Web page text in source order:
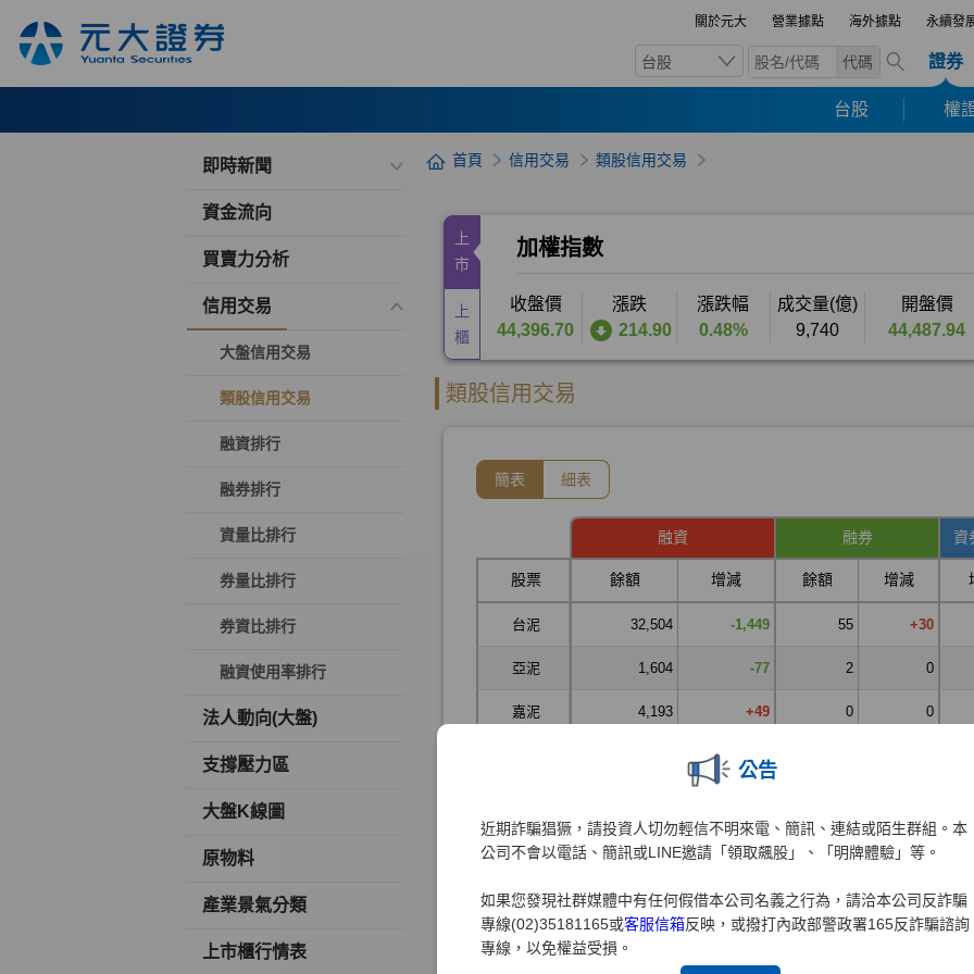
關於元大 營業據點 海外據點 永續發
台股 代碼 證券
台股 權
公告
近期詐騙猖獗，請投資人切勿輕信不明來電、簡訊、連結或陌生群組。本
公司不會以電話、簡訊或LINE邀請「領取飆股」、「明牌體驗」等。
如果您發現社群媒體中有任何假借本公司名義之行為，請洽本公司反詐騙
專線(02)35181165或客服信箱反映，或撥打內政部警政署165反詐騙諮詢
專線，以免權益受損。
即時新聞
資金流向
買賣力分析
信用交易
大盤信用交易
類股信用交易
融資排行
融券排行
資量比排行
券量比排行
券資比排行
融資使用率排行
法人動向(大盤)
支撐壓力區
大盤K線圖
原物料
產業景氣分類
上市櫃行情表
首頁 信用交易 類股信用交易